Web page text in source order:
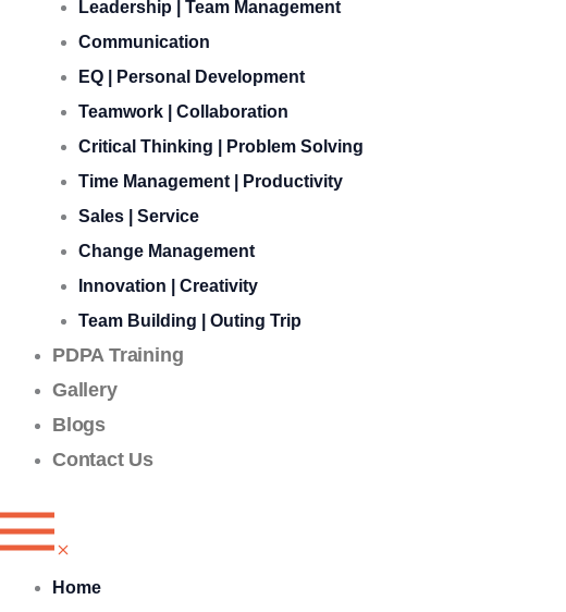
Leadership | Team Management
Communication
EQ | Personal Development
Teamwork | Collaboration
Critical Thinking | Problem Solving
Time Management | Productivity
Sales | Service
Change Management
Innovation | Creativity
Team Building | Outing Trip
PDPA Training
Gallery
Blogs
Contact Us
Home